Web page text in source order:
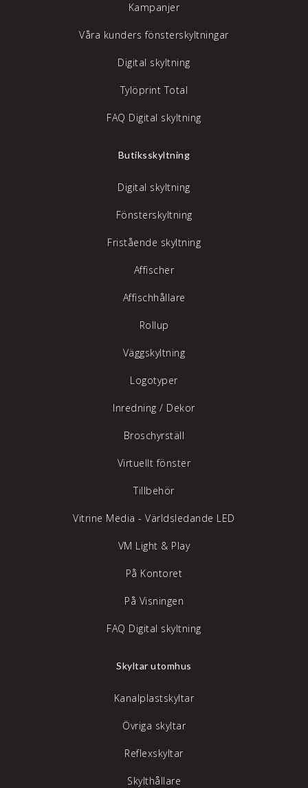
Kampanjer
Våra kunders fönsterskyltningar
Digital skyltning
Tylöprint Total
FAQ Digital skyltning
Butiksskyltning
Digital skyltning
Fönsterskyltning
Fristående skyltning
Affischer
Affischhållare
Rollup
Väggskyltning
Logotyper
Inredning / Dekor
Broschyrställ
Virtuellt fönster
Tillbehör
Vitrine Media - Världsledande LED
VM Light & Play
På Kontoret
På Visningen
FAQ Digital skyltning
Skyltar utomhus
Kanalplastskyltar
Övriga skyltar
Reflexskyltar
Skylthållare